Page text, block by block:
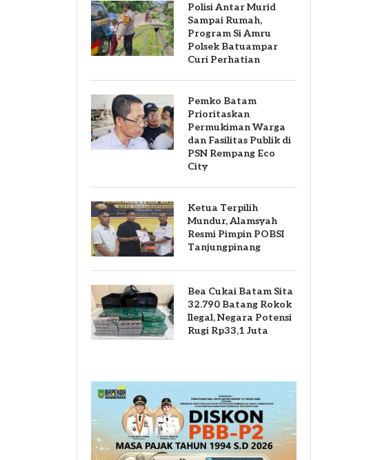
Polisi Antar Murid
Sampai Rumah,
Program Si Amru
Polsek Batuampar
Curi Perhatian
Pemko Batam
Prioritaskan
Permukiman Warga
dan Fasilitas Publik di
PSN Rempang Eco
City
Ketua Terpilih
Mundur, Alamsyah
Resmi Pimpin POBSI
Tanjungpinang
Bea Cukai Batam Sita
32.790 Batang Rokok
Ilegal, Negara Potensi
Rugi Rp33,1 Juta